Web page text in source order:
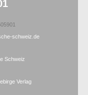
schweiz.de
Verlag